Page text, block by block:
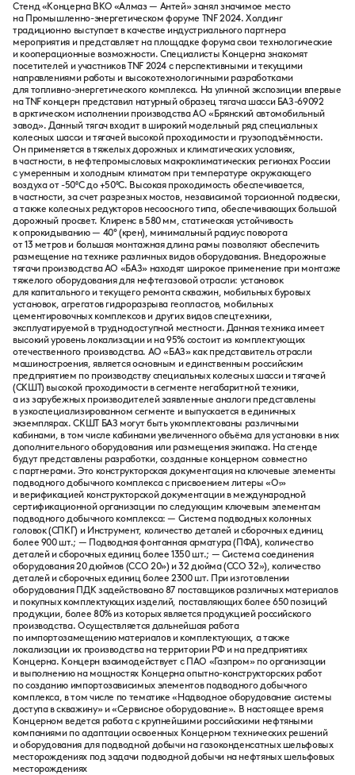
Стенд «Концерна ВКО «Алмаз — Антей» занял значимое место
на Промышленно-энергетическом форуме TNF 2024. Холдинг
традиционно выступает в качестве индустриального партнера
мероприятия и представляет на площадке форума свои технологические
и кооперационные возможности. Специалисты Концерна знакомят
посетителей и участников TNF 2024 с перспективными и текущими
направлениями работы и высокотехнологичными разработками
для топливно-энергетического комплекса. На уличной экспозиции впервые
на TNF концерн представил натурный образец тягача шасси БАЗ-69092
в арктическом исполнении производства АО «Брянский автомобильный
завод». Данный тягач входит в широкий модельный ряд специальных
колесных шасси и тягачей высокой проходимости и грузоподъёмности.
Он применяется в тяжелых дорожных и климатических условиях,
в частности, в нефтепромысловых макроклиматических регионах России
с умеренным и холодным климатом при температуре окружающего
воздуха от -50⁰С до +50⁰С. Высокая проходимость обеспечивается,
в частности, за счет разрезных мостов, независимой торсионной подвески,
а также колесных редукторов несоосного типа, обеспечивающих большой
дорожный просвет. Клиренс в 580 мм, статическая устойчивость
к опрокидыванию — 40° (крен), минимальный радиус поворота
от 13 метров и большая монтажная длина рамы позволяют обеспечить
размещение на технике различных видов оборудования. Внедорожные
тягачи производства АО «БАЗ» находят широкое применение при монтаже
тяжелого оборудования для нефтегазовой отрасли: установок
для капитального и текущего ремонта скважин, мобильных буровых
установок, агрегатов гидроразрыва геопластов, мобильных
цементировочных комплексов и других видов спецтехники,
эксплуатируемой в труднодоступной местности. Данная техника имеет
высокий уровень локализации и на 95% состоит из комплектующих
отечественного производства. АО «БАЗ» как представитель отрасли
машиностроения, является основным и единственным российским
предприятием по производству специальных колесных шасси и тягачей
(СКШТ) высокой проходимости в сегменте негабаритной техники,
а из зарубежных производителей заявленные аналоги представлены
в узкоспециализированном сегменте и выпускается в единичных
экземплярах. СКШТ БАЗ могут быть укомплектованы различными
кабинами, в том числе кабинами увеличенного объёма для установки в них
дополнительного оборудования или размещения экипажа. На стенде
будут представлены разработки, созданные концерном совместно
с партнерами. Это конструкторская документация на ключевые элементы
подводного добычного комплекса с присвоением литеры «О₁»
и верификацией конструкторской документации в международной
сертификационной организации по следующим ключевым элементам
подводного добычного комплекса: — Система подводных колонных
головок (СПКГ) и Инструмент, количество деталей и сборочных единиц
более 900 шт.; — Подводная фонтанная арматура (ПФА), количество
деталей и сборочных единиц более 1350 шт.; — Система соединения
оборудования 20 дюймов (CCO 20») и 32 дюйма (CCO 32»), количество
деталей и сборочных единиц более 2300 шт. При изготовлении
оборудования ПДК задействовано 87 поставщиков различных материалов
и покупных комплектующих изделий, поставляющих более 650 позиций
продукции, более 80% из которых является продукцией российского
производства. Осуществляется дальнейшая работа
по импортозамещению материалов и комплектующих, а также
локализации их производства на территории РФ и на предприятиях
Концерна. Концерн взаимодействует с ПАО «Газпром» по организации
и выполнению на мощностях Концерна опытно-конструкторских работ
по созданию импортозависимых элементов подводного добычного
комплекса, в том числе по тематике «Надводное оборудование системы
доступа в скважину» и «Сервисное оборудование». В настоящее время
Концерном ведется работа с крупнейшими российскими нефтяными
компаниями по адаптации освоенных Концерном технических решений
и оборудования для подводной добычи на газоконденсатных шельфовых
месторождениях под задачи подводной добычи на нефтяных шельфовых
месторождениях